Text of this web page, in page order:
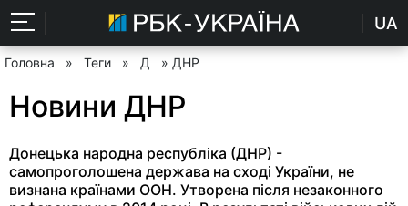
UA
Головна » Теги » Д » ДНР
Новини ДНР
Донецька народна республіка (ДНР) -
самопроголошена держава на сході України, не
визнана країнами ООН. Утворена після незаконного